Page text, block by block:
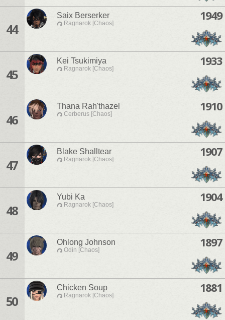
44
Saix Berserker
Ragnarok [Chaos]
1949
45
Kei Tsukimiya
Ragnarok [Chaos]
1933
46
Thana Rah'thazel
Cerberus [Chaos]
1910
47
Blake Shalltear
Ragnarok [Chaos]
1907
48
Yubi Ka
Ragnarok [Chaos]
1904
49
Ohlong Johnson
Odin [Chaos]
1897
50
Chicken Soup
Ragnarok [Chaos]
1881